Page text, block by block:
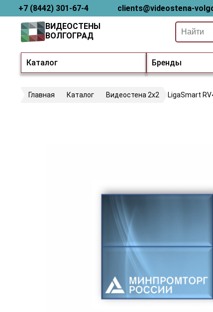
+7 (8442) 301-67-4 clients@videostena-
Каталог Бренды
ВИДЕОСТЕНЫ
ВОЛГОГРАД
Главная Каталог Видеостена 2x2 LigaSmart